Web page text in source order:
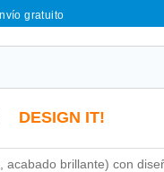
gratuito
DESIGN IT!
brillante) con